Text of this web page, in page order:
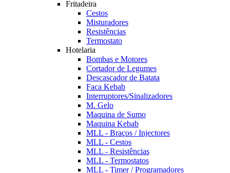
Fritadeira
Cestos
Misturadores
Resistências
Termostato
Hotelaria
Bombas e Motores
Cortador de Legumes
Descascador de Batata
Faca Kebab
Interruptores/Sinalizadores
M. Gelo
Maquina de Sumo
Maquina Kebab
MLL - Braços / Injectores
MLL - Cestos
MLL - Resistências
MLL - Termostatos
MLL - Timer / Programadores